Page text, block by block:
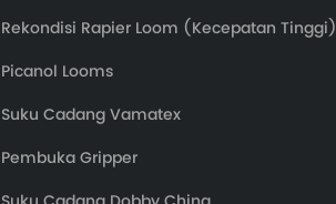
Rekondisi Rapier Loom (Kecepatan Tinggi)
Picanol Looms
Suku Cadang Vamatex
Pembuka Gripper